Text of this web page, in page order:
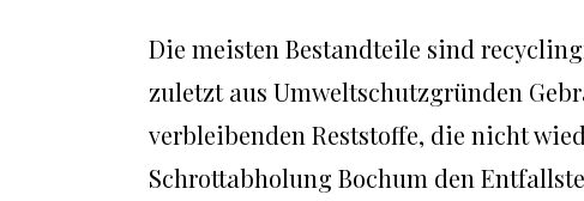
Die meisten Bestandteile sind
zuletzt aus Umweltschutzgründen
verbleibenden Reststoffe, die nicht
Schrottabholung Bochum den